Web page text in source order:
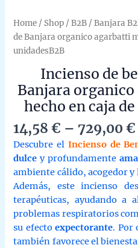
Home / Shop /B2B /Banjara
de Banjara organico agarbatti
unidadesB2B
Incienso de
Banjara
hecho en caja
14,58€ – 729,00€
Descubre el Incienso de
dulce y profundamente
ambiente cálido, acogedor
Además, este incienso
terapéuticas, ayudando a
problemas respiratorios
su efectoexpectorante. Por
también favorece el